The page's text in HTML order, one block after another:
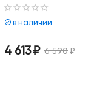
в наличии
6 590 ₽
4 613₽